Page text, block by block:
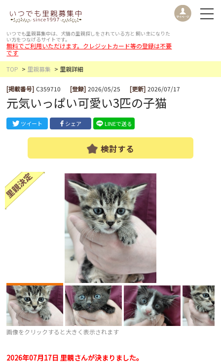
いつでも里親募集中は、犬猫の里親探しをされている方と 飼い主になりた
い方をつなげるサイトです。
無料でご利用いただけます。クレジットカード等の登録は不要
です
TOP
里親募集 里親詳細
[掲載番号] C359710 [登録] 2026/05/25 [更新] 2026/07/17
元気いっぱい可愛い3匹の子猫
ツイート シェア LINEで送る
検討する
画像をクリックすると大きく表示されます
2026年07月17日 里親さんが決まりました。